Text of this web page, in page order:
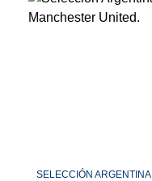
SELECCIÓN ARGENTINA